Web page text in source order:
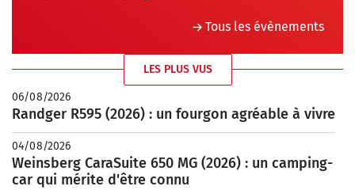
Tous les évènements
LES PLUS VUS
06/08/2026
Randger R595 (2026) : un fourgon agréable à vivre
04/08/2026
Weinsberg CaraSuite 650 MG (2026) : un camping-
car qui mérite d'être connu